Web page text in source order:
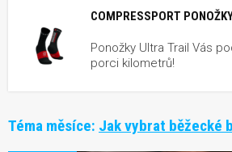
COMPRESSPORT
Ponožky Ultra Trail Vás
porci kilometrů!
Téma měsíce: Jak vybrat běžecké